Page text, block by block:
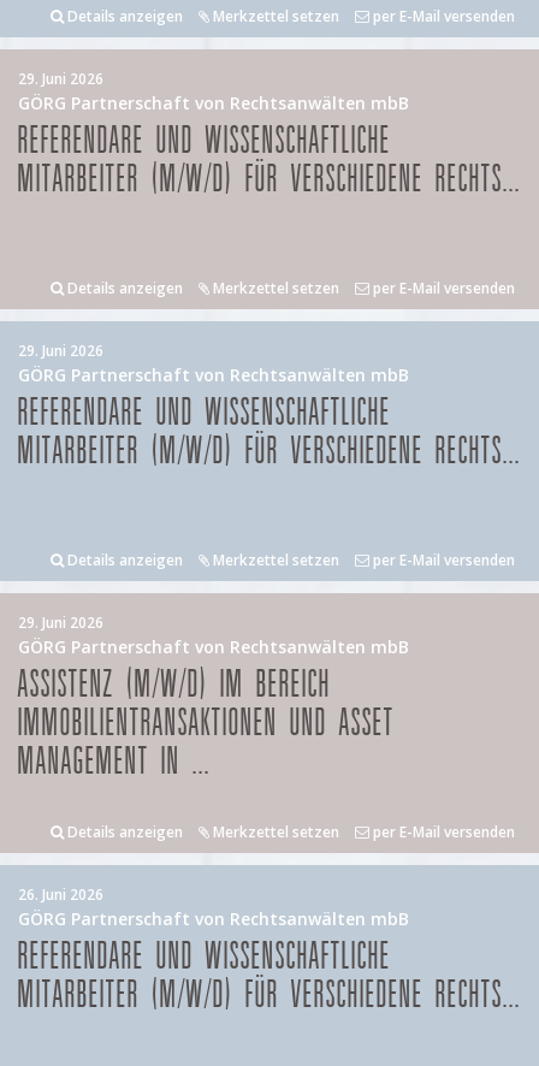
Details anzeigen Merkzettel setzen per E-Mail versenden
29. Juni 2026
GÖRG Partnerschaft von Rechtsanwälten mbB
REFERENDARE UND WISSENSCHAFTLICHE
MITARBEITER (M/W/D) FÜR VERSCHIEDENE RECHTS...
Details anzeigen Merkzettel setzen per E-Mail versenden
29. Juni 2026
GÖRG Partnerschaft von Rechtsanwälten mbB
REFERENDARE UND WISSENSCHAFTLICHE
MITARBEITER (M/W/D) FÜR VERSCHIEDENE RECHTS...
Details anzeigen Merkzettel setzen per E-Mail versenden
29. Juni 2026
GÖRG Partnerschaft von Rechtsanwälten mbB
ASSISTENZ (M/W/D) IM BEREICH
IMMOBILIENTRANSAKTIONEN UND ASSET
MANAGEMENT IN ...
Details anzeigen Merkzettel setzen per E-Mail versenden
26. Juni 2026
GÖRG Partnerschaft von Rechtsanwälten mbB
REFERENDARE UND WISSENSCHAFTLICHE
MITARBEITER (M/W/D) FÜR VERSCHIEDENE RECHTS...